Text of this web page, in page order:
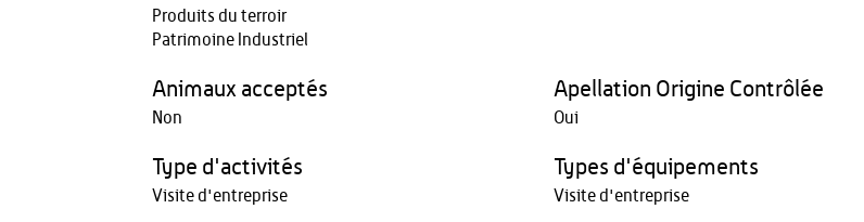
Produits du terroir
Patrimoine Industriel
Animaux acceptés
Non
Apellation Origine Contrôlée
Oui
Type d'activités
Visite d'entreprise
Types d'équipements
Visite d'entreprise